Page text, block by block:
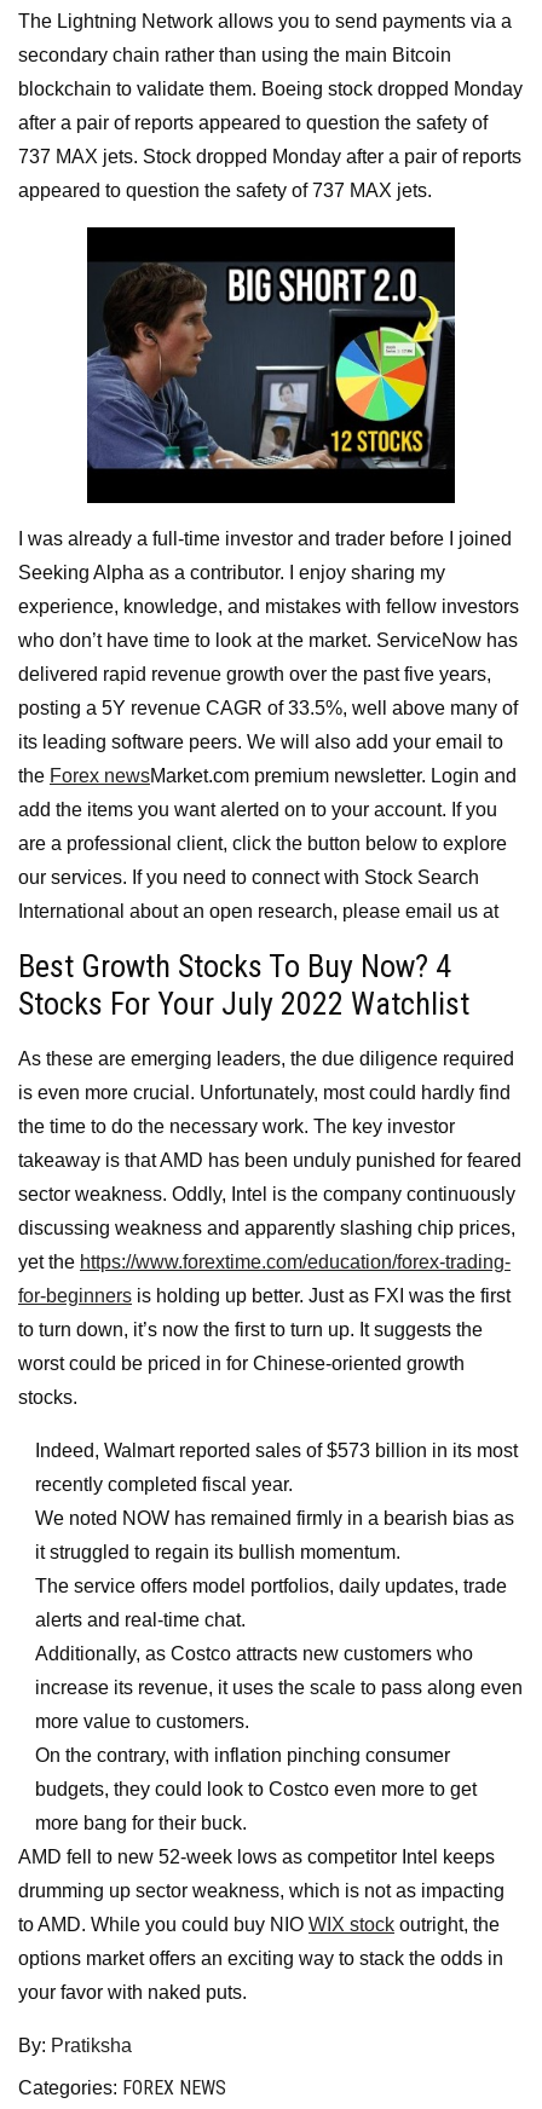
The Lightning Network allows you to send payments via a
secondary chain rather than using the main Bitcoin
blockchain to validate them. Boeing stock dropped Monday
after a pair of reports appeared to question the safety of
737 MAX jets. Stock dropped Monday after a pair of reports
appeared to question the safety of 737 MAX jets.
I was already a full-time investor and trader before I joined
Seeking Alpha as a contributor. I enjoy sharing my
experience, knowledge, and mistakes with fellow investors
who don’t have time to look at the market. ServiceNow has
delivered rapid revenue growth over the past five years,
posting a 5Y revenue CAGR of 33.5%, well above many of
its leading software peers. We will also add your email to
the Forex newsMarket.com premium newsletter. Login and
add the items you want alerted on to your account. If you
are a professional client, click the button below to explore
our services. If you need to connect with Stock Search
International about an open research, please email us at
Best Growth Stocks To Buy Now? 4
Stocks For Your July 2022 Watchlist
As these are emerging leaders, the due diligence required
is even more crucial. Unfortunately, most could hardly find
the time to do the necessary work. The key investor
takeaway is that AMD has been unduly punished for feared
sector weakness. Oddly, Intel is the company continuously
discussing weakness and apparently slashing chip prices,
yet the https://www.forextime.com/education/forex-trading-
for-beginners is holding up better. Just as FXI was the first
to turn down, it’s now the first to turn up. It suggests the
worst could be priced in for Chinese-oriented growth
stocks.
Indeed, Walmart reported sales of $573 billion in its most
recently completed fiscal year.
We noted NOW has remained firmly in a bearish bias as
it struggled to regain its bullish momentum.
The service offers model portfolios, daily updates, trade
alerts and real-time chat.
Additionally, as Costco attracts new customers who
increase its revenue, it uses the scale to pass along even
more value to customers.
On the contrary, with inflation pinching consumer
budgets, they could look to Costco even more to get
more bang for their buck.
AMD fell to new 52-week lows as competitor Intel keeps
drumming up sector weakness, which is not as impacting
to AMD. While you could buy NIO WIX stock outright, the
options market offers an exciting way to stack the odds in
your favor with naked puts.
By: Pratiksha
Categories: FOREX NEWS